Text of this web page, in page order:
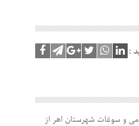
:
و سوغات شهرستان اهر از